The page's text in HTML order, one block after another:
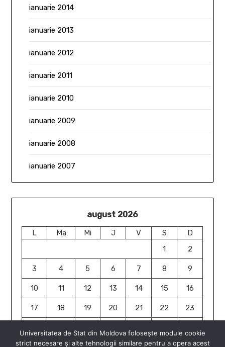
ianuarie 2014
ianuarie 2013
ianuarie 2012
ianuarie 2011
ianuarie 2010
ianuarie 2009
ianuarie 2008
ianuarie 2007
august 2026
L Ma Mi J V S
D
1
2
3 4 5 6 7 8 9
10 11 12 13 14 15 16
17 18 19 20 21 22 23
Universitatea de Stat din Moldova folosește module cookie
strict necesare și alte tehnologii similare pentru a opera acest